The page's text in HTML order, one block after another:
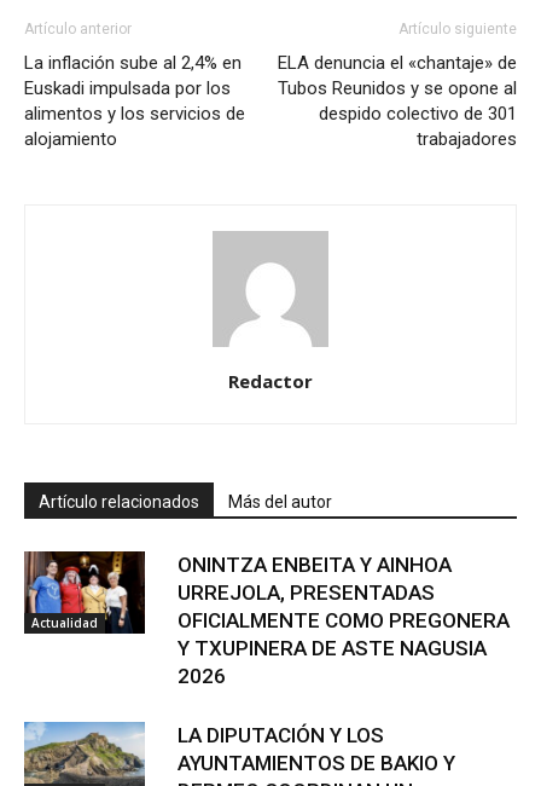
Artículo anterior
La inflación sube al 2,4% en
Euskadi impulsada por los
alimentos y los servicios de
alojamiento
Artículo siguiente
ELA denuncia el «chantaje» de
Tubos Reunidos y se opone al
despido colectivo de 301
trabajadores
Redactor
Artículo relacionados Más del autor
Actualidad
ONINTZA ENBEITA Y AINHOA
URREJOLA, PRESENTADAS
OFICIALMENTE COMO PREGONERA
Y TXUPINERA DE ASTE NAGUSIA
2026
LA DIPUTACIÓN Y LOS
AYUNTAMIENTOS DE BAKIO Y